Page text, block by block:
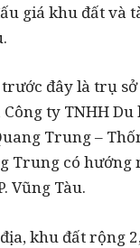
giá khu đất và
đây là trụ sở
ty TNHH
Trung –
Trung có hướng
Vũng Tàu.
khu đất rộng